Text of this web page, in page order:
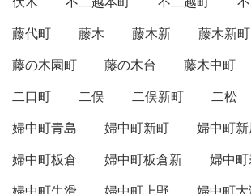
藤代町
藤木 藤木新
藤木新町
藤の木園町
藤の木台 藤木中町
二口町
二俣 二俣新町
二松
婦中町青島
婦中町新町
婦中町
婦中町板倉
婦中町板倉新
婦中